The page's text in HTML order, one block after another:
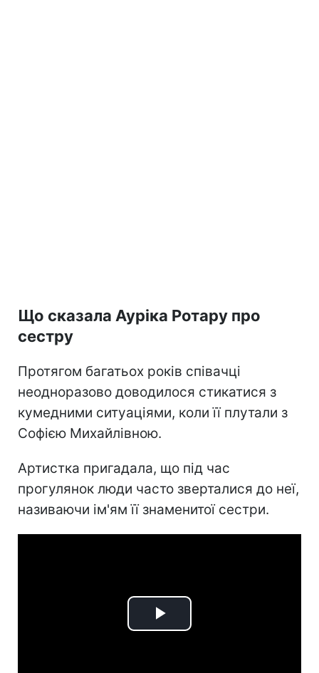
Що сказала Ауріка Ротару про
сестру
Протягом багатьох років співачці
неодноразово доводилося стикатися з
кумедними ситуаціями, коли її плутали з
Софією Михайлівною.
Артистка пригадала, що під час
прогулянок люди часто зверталися до неї,
називаючи ім'ям її знаменитої сестри.
Play